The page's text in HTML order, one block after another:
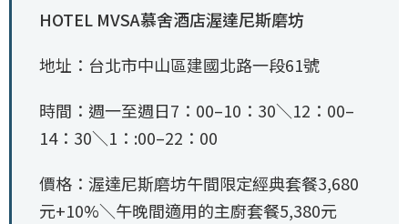
HOTEL MVSA慕舍酒店渥達尼斯磨坊
地址：台北市中山區建國北路一段61號
時間：週一至週日7：00–10：30＼12：00–
14：30＼1：:00–22：00
價格：渥達尼斯磨坊午間限定經典套餐3,680
元+10%＼午晚間適用的主廚套餐5,380元